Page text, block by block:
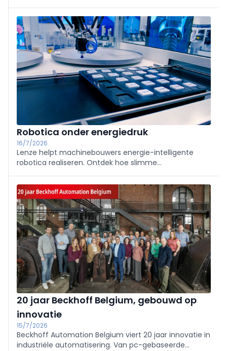
automatisering zorgen voor toekomstbestendige,
schaalbare machinebouw.
Robotica onder energiedruk
16/7/2026
Lenze helpt machinebouwers energie-intelligente
robotica realiseren. Ontdek hoe slimme
automatisering zorgen voor toekomstbestendige,
schaalbare machinebouw.
20 jaar Beckhoff Belgium, gebouwd op
innovatie
15/7/2026
Beckhoff Automation Belgium viert 20 jaar innovatie in
industriële automatisering. Van pc-gebaseerde